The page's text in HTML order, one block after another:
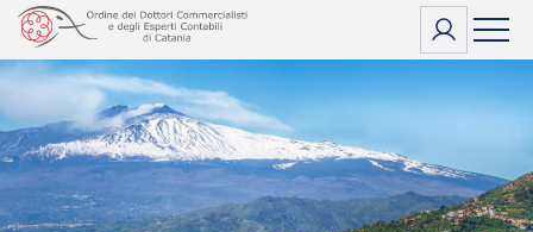
Vai
contenuto